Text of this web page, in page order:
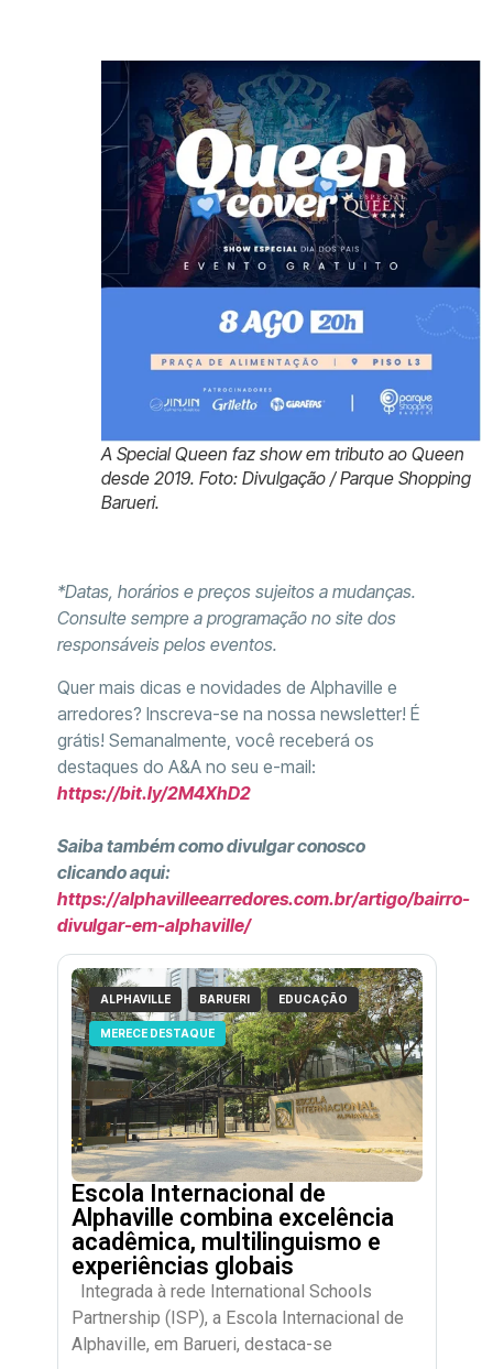
A Special Queen faz show em tributo ao Queen
desde 2019. Foto: Divulgação / Parque Shopping
Barueri.
*Datas, horários e preços sujeitos a mudanças.
Consulte sempre a programação no site dos
responsáveis pelos eventos.
Quer mais dicas e novidades de Alphaville e
arredores? Inscreva-se na nossa newsletter! É
grátis! Semanalmente, você receberá os
destaques do A&A no seu e-mail:
https://bit.ly/2M4XhD2
Saiba também como divulgar conosco
clicando aqui:
https://alphavilleearredores.com.br/artigo/bairro-
divulgar-em-alphaville/
ALPHAVILLE BARUERI EDUCAÇÃO
MERECE DESTAQUE
Escola Internacional de
Alphaville combina excelência
acadêmica, multilinguismo e
experiências globais
Integrada à rede International Schools
Partnership (ISP), a Escola Internacional de
Alphaville, em Barueri, destaca-se